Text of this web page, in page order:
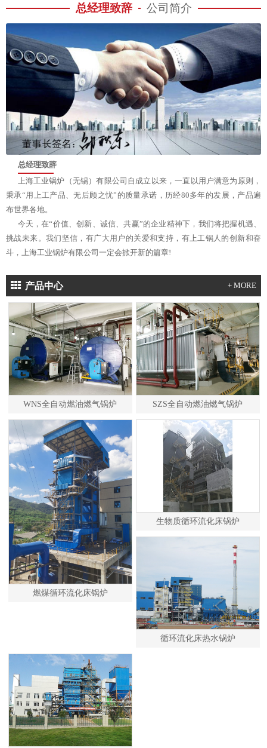
总经理致辞 公司简介
总经理致辞
上海工业锅炉（无锡）有限公司自成立以来，一直以用户满意为原则，
秉承“用上工产品、无后顾之忧”的质量承诺，历经80多年的发展，产品遍
布世界各地。
今天，在“价值、创新、诚信、共赢”的企业精神下，我们将把握机遇、
挑战未来。我们坚信，有广大用户的关爱和支持，有上工锅人的创新和奋
斗，上海工业锅炉有限公司一定会掀开新的篇章!
产品中心 + MORE
WNS全自动燃油燃气锅炉 SZS全自动燃油燃气锅炉
燃煤循环流化床锅炉
生物质循环流化床锅炉
循环流化床热水锅炉